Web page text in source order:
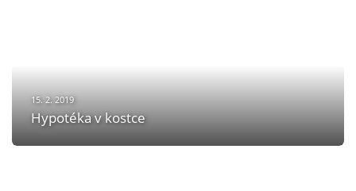
15. 2. 2019
Hypotéka v kostce